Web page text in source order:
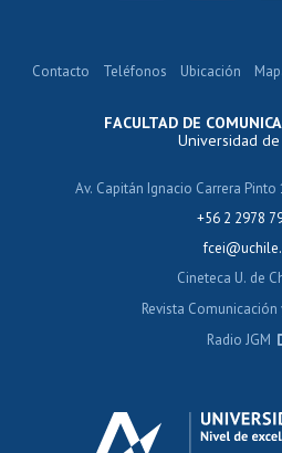
FACULTAD DE
Universidad
Av. Capitán Ignacio Carrera
+56 2 2978
Contacto Teléfonos Ubicación
Cineteca U. de
Revista Comunicación
Radio JGM